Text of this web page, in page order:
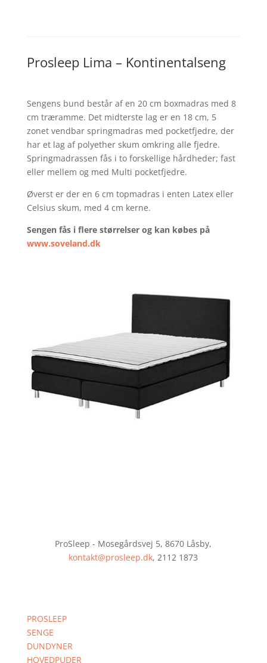
Prosleep Lima – Kontinentalseng
Sengens bund består af en 20 cm boxmadras med 8
cm træramme. Det midterste lag er en 18 cm, 5
zonet vendbar springmadras med pocketfjedre, der
har et lag af polyether skum omkring alle fjedre.
Springmadrassen fås i to forskellige hårdheder; fast
eller mellem og med Multi pocketfjedre.
Øverst er der en 6 cm topmadras i enten Latex eller
Celsius skum, med 4 cm kerne.
Sengen fås i flere størrelser og kan købes på
www.soveland.dk
ProSleep - Mosegårdsvej 5, 8670 Låsby,
kontakt@prosleep.dk, 2112 1873
PROSLEEP
SENGE
DUNDYNER
HOVEDPUDER